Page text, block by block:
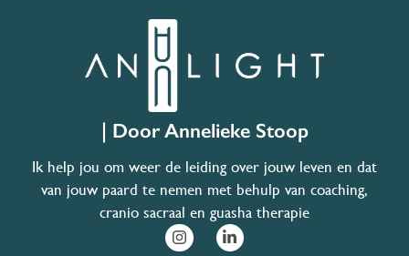
| Door Annelieke Stoop
Ik help jou om weer de leiding over jouw leven en dat
van jouw paard te nemen met behulp van coaching,
cranio sacraal en guasha therapie